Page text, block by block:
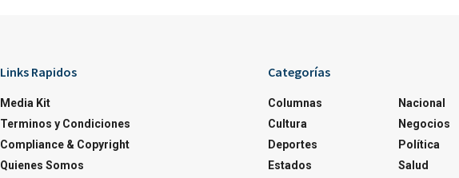
Links Rapidos
Media Kit
Terminos y Condiciones
Compliance & Copyright
Quienes Somos
Categorías
Columnas
Cultura
Deportes
Estados
Nacional
Negocios
Política
Salud